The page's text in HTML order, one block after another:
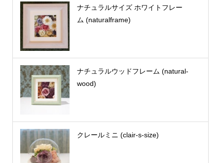
ナチュラルサイズ ホワイトフレー
ム (naturalframe)
ナチュラルウッドフレーム (natural-
wood)
クレールミニ (clair-s-size)